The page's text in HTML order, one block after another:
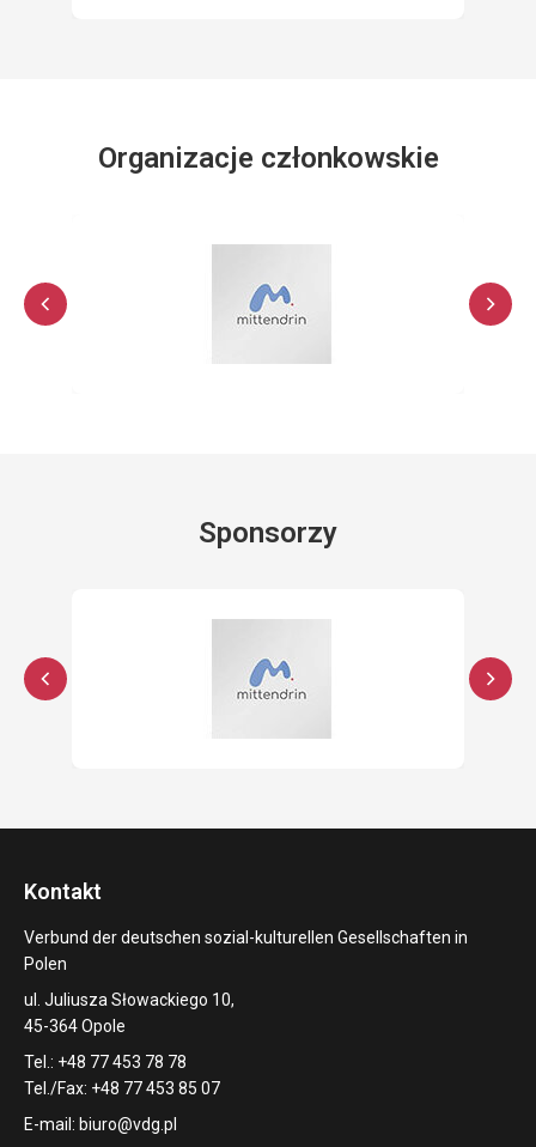
Organizacje członkowskie
Sponsorzy
Kontakt
Verbund der deutschen sozial-kulturellen Gesellschaften in
Polen
ul. Juliusza Słowackiego 10,
45-364 Opole
Tel.: +48 77 453 78 78
Tel./Fax: +48 77 453 85 07
E-mail: biuro@vdg.pl